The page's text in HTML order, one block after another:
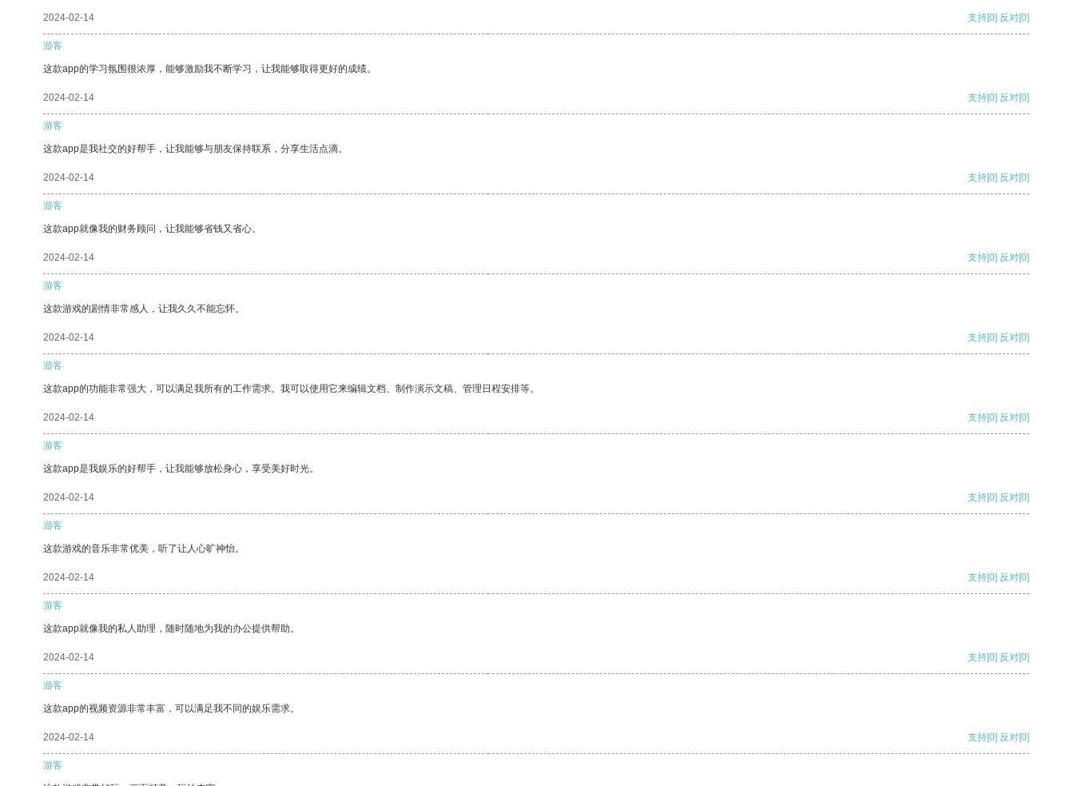
2024-02-14 支持[0] 反对[0]
游客
这款app的学习氛围很浓厚，能够激励我不断学习，让我能够取得更好的成绩。
2024-02-14 支持[0] 反对[0]
游客
这款app是我社交的好帮手，让我能够与朋友保持联系，分享生活点滴。
2024-02-14 支持[0] 反对[0]
游客
这款app就像我的财务顾问，让我能够省钱又省心。
2024-02-14 支持[0] 反对[0]
游客
这款游戏的剧情非常感人，让我久久不能忘怀。
2024-02-14 支持[0] 反对[0]
游客
这款app的功能非常强大，可以满足我所有的工作需求。我可以使用它来编辑文档、制作演示文稿、管理日程安排等。
2024-02-14 支持[0] 反对[0]
游客
这款app是我娱乐的好帮手，让我能够放松身心，享受美好时光。
2024-02-14 支持[0] 反对[0]
游客
这款游戏的音乐非常优美，听了让人心旷神怡。
2024-02-14 支持[0] 反对[0]
游客
这款app就像我的私人助理，随时随地为我的办公提供帮助。
2024-02-14 支持[0] 反对[0]
游客
这款app的视频资源非常丰富，可以满足我不同的娱乐需求。
2024-02-14 支持[0] 反对[0]
游客